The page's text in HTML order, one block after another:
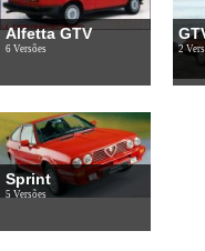
Alfetta GTV
6 Versões 2
Sprint
5 Versões